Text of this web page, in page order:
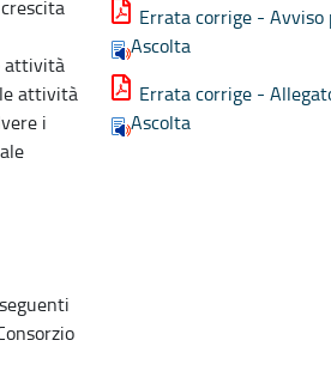
attività
attività
i
Errata corrige - Avviso
Ascolta
Errata corrige -
Ascolta